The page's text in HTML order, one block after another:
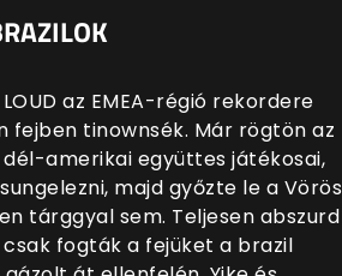
az EMEA-régió rekordere
fejben tinownsék. Már rögtön az
amerikai együttes játékosai,
majd győzte le a Vörös
tárggyal sem. Teljesen abszurd
fogták a fejüket a brazil